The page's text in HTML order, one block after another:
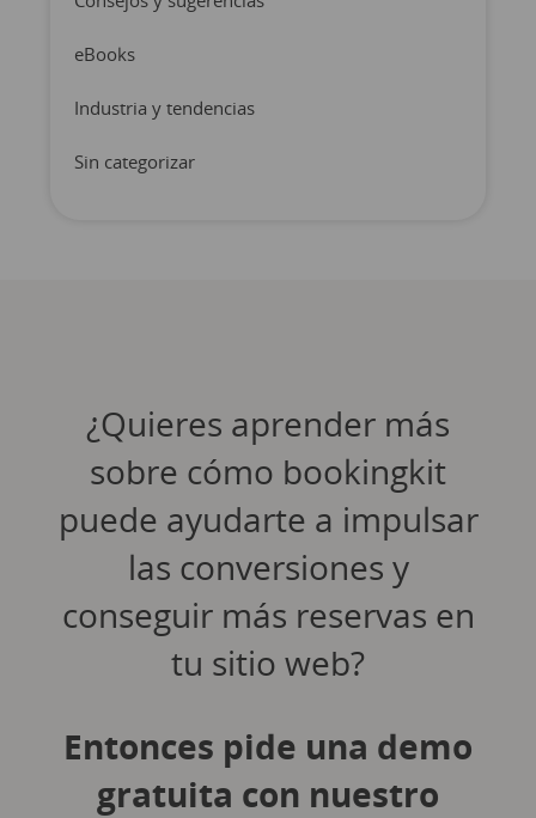
eBooks
Industria y tendencias
Sin categorizar
¿Quieres aprender más
sobre cómo bookingkit
puede ayudarte a impulsar
las conversiones y
conseguir más reservas en
tu sitio web?
Entonces pide una demo
gratuita con nuestro